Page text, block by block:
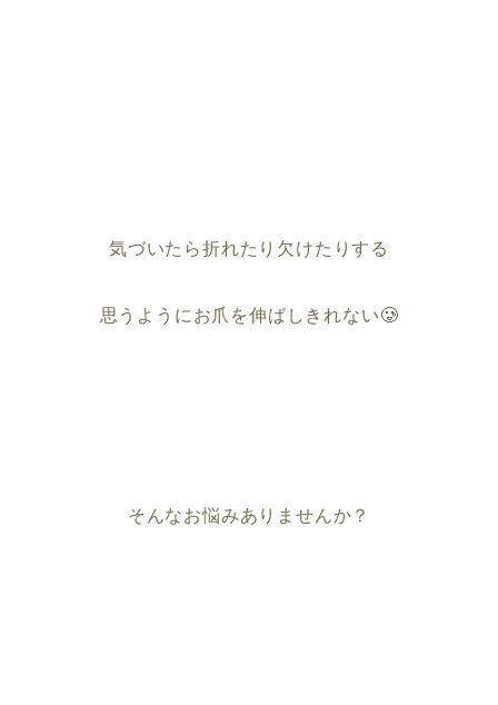
気づいたら折れたり欠けたりする
思うようにお爪を伸ばしきれない🥲
そんなお悩みありませんか？